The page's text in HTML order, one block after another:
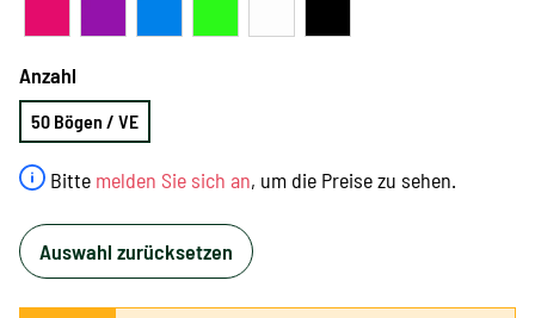
Bitte melden Sie sich an, um die Preise zu sehen.
Anzahl
50 Bögen / VE
Auswahl zurücksetzen